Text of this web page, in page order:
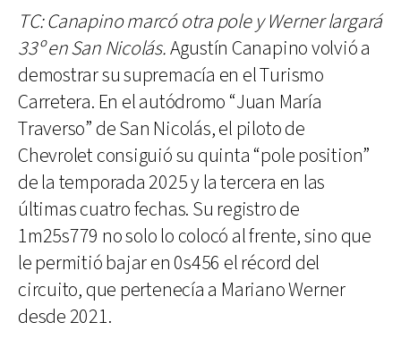
TC: Canapino marcó otra pole y Werner largará
33º en San Nicolás.Agustín Canapino volvió a
demostrar su supremacía en el Turismo
Carretera. En el autódromo “Juan María
Traverso” de San Nicolás, el piloto de
Chevrolet consiguió su quinta “pole position”
de la temporada 2025 y la tercera en las
últimas cuatro fechas. Su registro de
1m25s779 no solo lo colocó al frente, sino que
le permitió bajar en 0s456 el récord del
circuito, que pertenecía a Mariano Werner
desde 2021.